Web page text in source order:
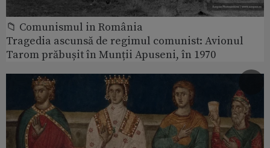
📁 Comunismul in România
Tragedia ascunsă de regimul comunist: Avionul
Tarom prăbușit în Munții Apuseni, în 1970